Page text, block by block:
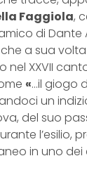
Faggiola,
di Dante
a sua volta
nel XXVII
«…il giogo
un
del suo
l’esilio,
in uno dei